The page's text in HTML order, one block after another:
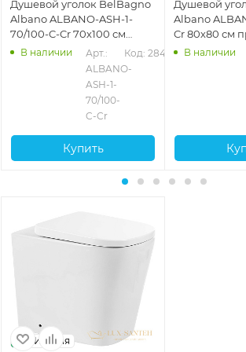
Душевой уголок BelBagno
Albano ALBANO-ASH-1-
70/100-C-Cr 70х100 см
профиль хром, стекло
В наличии
Арт.:
ALBANO-
ASH-1-
70/100-
C-Cr
Код: 28440
Купить
Душевой
Albano
Cr 80х80 см
стекло
В наличии
Италия